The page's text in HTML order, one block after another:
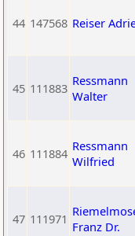
44 147568 Reiser
45 111883 Ressmann
Walter
46 111884 Ressmann
Wilfried
47 111971 Franz Dr.